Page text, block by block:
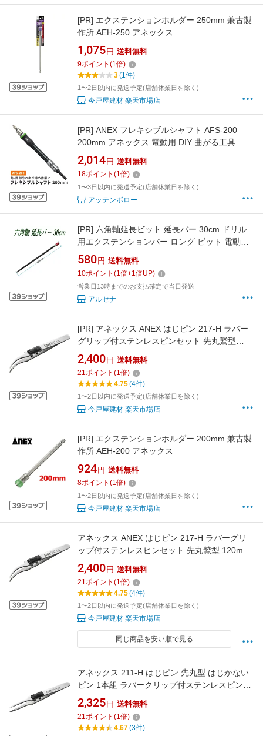
[PR] エクステンションホルダー 250mm 兼古製
作所 AEH-250 アネックス
1,075 円 送料無料
9ポイント (1倍)
3(1件)
1〜2日以内に発送予定(店舗休業日を除く)
今戸屋建材 楽天市場店
[PR] ANEX フレキシブルシャフト AFS-200
200mm アネックス 電動用 DIY 曲がる工具
2,014 円 送料無料
18ポイント (1倍)
1〜3日以内に発送予定(店舗休業日を除く)
アッテンボロー
[PR] 六角軸延長ビット 延長バー 30cm ドリル
用エクステンションバー ロング ビット 電動ド
ライバー
580 円 送料無料
10ポイント (1倍+1倍UP)
営業日13時までのお支払確定で当日発送
アルセナ
[PR] アネックス ANEX はじピン 217-H ラバー
グリップ付ステンレスピンセット 先丸鷲型
120mm 見やすい先曲がり 滑り止め加工 細かい
部品もはじかない 日本製
2,400 円 送料無料
21ポイント (1倍)
4.75(4件)
1〜2日以内に発送予定(店舗休業日を除く)
今戸屋建材 楽天市場店
[PR] エクステンションホルダー 200mm 兼古製
作所 AEH-200 アネックス
924 円 送料無料
8ポイント (1倍)
1〜2日以内に発送予定(店舗休業日を除く)
今戸屋建材 楽天市場店
アネックス ANEX はじピン 217-H ラバーグリ
ップ付ステンレスピンセット 先丸鷲型 120mm
見やすい先曲がり 滑り止め加工 細かい部品も
はじかない 日本製
2,400 円 送料無料
21ポイント (1倍)
4.75(4件)
1〜2日以内に発送予定(店舗休業日を除く)
今戸屋建材 楽天市場店
同じ商品を安い順で見る
アネックス 211-H はじピン 先丸型 はじかない
ピン 1本組 ラバークリップ付ステンレスピンセ
ット
2,325 円 送料無料
21ポイント (1倍)
4.67(3件)